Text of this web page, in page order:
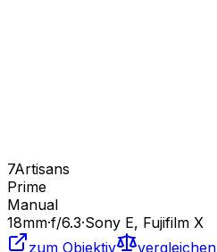
7Artisans
Prime
Manual
18mm·f/6.3·Sony E, Fujifilm X
zum Objektiv
vergleichen